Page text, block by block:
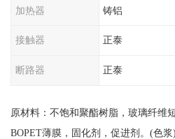
加热器 铸铝
接触器 正泰
断路器 正泰
原材料：不饱和聚酯树脂，玻璃纤维
BOPET薄膜，固化剂，促进剂。(色浆)